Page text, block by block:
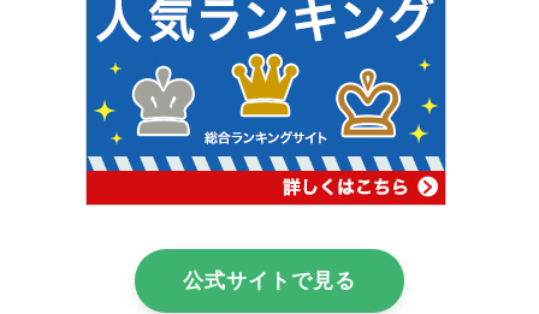
公式サイトで見る